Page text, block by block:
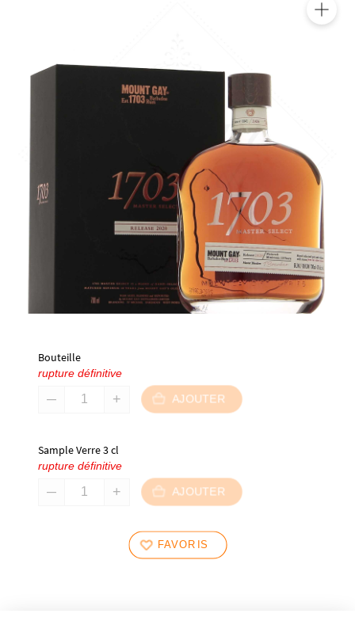
Bouteille
rupture définitive
AJOUTER
Sample Verre 3 cl
rupture définitive
AJOUTER
FAVORIS